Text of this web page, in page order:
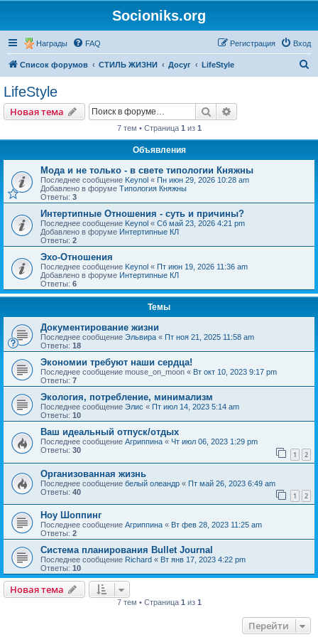
Socioniks.org
Награды FAQ Вход
Регистрация
Список форумов СТИЛЬ ЖИЗНИ Досуг LifeStyle
LifeStyle
Новая тема Поиск
7 тем • Страница 1 из 1
Объявления
Мода и не только - в свете типологии Княжны
Последнее сообщение Keynol « Пн июн 29, 2026 10:28 am
Добавлено в форуме Типология Княжны
Ответы: 3
Интертипные Отношения - суть и причины?
Последнее сообщение Keynol « Сб май 23, 2026 4:21 pm
Добавлено в форуме Интертипные КЛ
Ответы: 2
Эхо-Отношения
Последнее сообщение Keynol « Пт июн 19, 2026 11:36 am
Добавлено в форуме Интертипные КЛ
Ответы: 6
Темы
Документирование жизни
Последнее сообщение Эльвира « Пт ноя 21, 2025 11:58 am
Ответы: 18
Экономии требуют наши сердца!
Последнее сообщение mouse_on_moon « Вт окт 10, 2023 9:17 pm
Ответы: 7
Экология, потребление, минимализм
Последнее сообщение Элис « Пт июл 14, 2023 5:14 am
Ответы: 10
Ваш идеальный отпуск/отдых
Последнее сообщение Агриппина « Чт июл 06, 2023 1:29 pm
Ответы: 30 1 2
Организованная жизнь
Последнее сообщение белый олеандр « Пт май 26, 2023 6:49 am
Ответы: 40 1 2
Ноу Шоппинг
Последнее сообщение Агриппина « Вт фев 28, 2023 11:25 am
Ответы: 2
Система планирования Bullet Journal
Последнее сообщение Richard « Вт янв 17, 2023 4:22 pm
Ответы: 10
Новая тема
7 тем • Страница 1 из 1
Перейти